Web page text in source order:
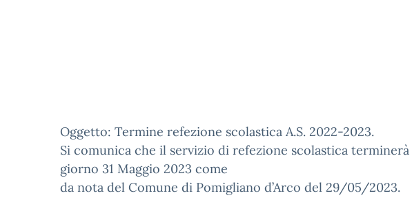
Oggetto: Termine refezione scolastica A.S. 2022-2023.
Si comunica che il servizio di refezione scolastica
giorno 31 Maggio 2023 come
da nota del Comune di Pomigliano d’Arco del 29/05/2023.